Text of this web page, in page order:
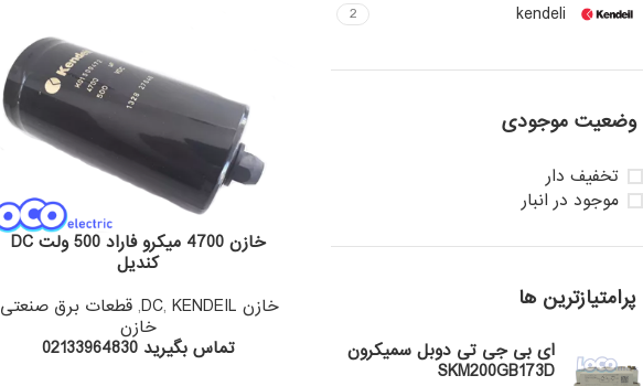
kendeli
2
وضعیت موجودی
تخفیف دار
موجود در انبار
پرامتیازترین ها
ای بی جی تی دوبل سمیکرون
SKM200GB173D
خازن 4700 میکرو فاراد 500 ولت DC
کندیل
خازن DC
,KENDEIL
, قطعات برق صنعتی
خازن
تماس بگیرید 02133964830